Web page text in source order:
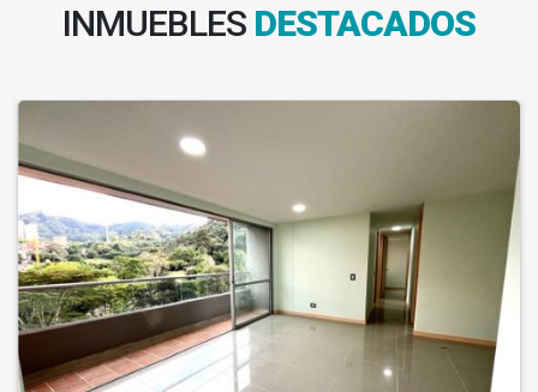
INMUEBLES DESTACADOS